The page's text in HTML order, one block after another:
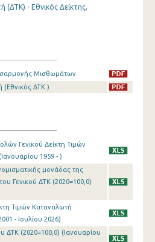
(ΔΤΚ) - Εθνικός Δείκτης,
Μισθωμάτων
(Εθνικός ΔΤΚ )
Γενικού Δείκτη Τιμών
1959 - )
μονάδας της
Γενικού ΔΤΚ (2020=100,0)
Τιμών Καταναλωτή
- Ιουλίου 2026)
ΔΤΚ (2020=100,0) (Ιανουαρίου